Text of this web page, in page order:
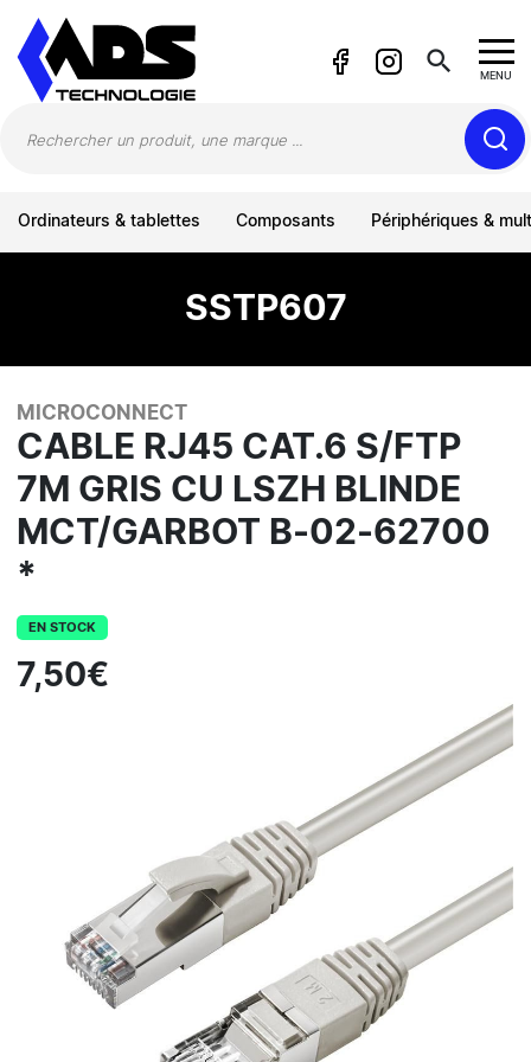
search MENU
Ordinateurs & tablettes Composants Périphériques &
SSTP607
MICROCONNECT
CABLE RJ45 CAT.6 S/FTP
7M GRIS CU LSZH BLINDE
MCT/GARBOT B-02-62700
*
EN STOCK
7,50€